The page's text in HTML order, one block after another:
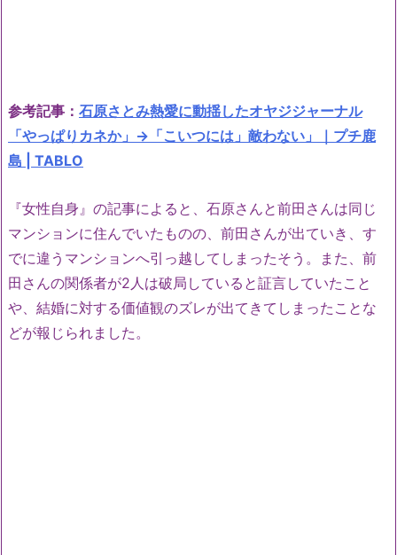
参考記事： 石原さとみ熱愛に動揺したオヤジジャーナル
「やっぱりカネか」→「こいつには」敵わない」｜プチ鹿
島 | TABLO
『女性自身』の記事によると、石原さんと前田さんは同じ
マンションに住んでいたものの、前田さんが出ていき、す
でに違うマンションへ引っ越してしまったそう。また、前
田さんの関係者が2人は破局していると証言していたこと
や、結婚に対する価値観のズレが出てきてしまったことな
どが報じられました。